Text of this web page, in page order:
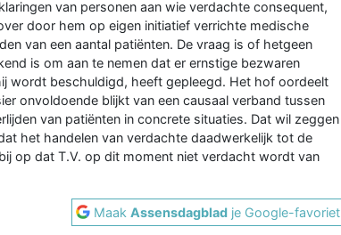
van personen aan wie verdachte consequent,
door hem op eigen initiatief verrichte medische
van een aantal patiënten. De vraag is of hetgeen
is om aan te nemen dat er ernstige bezwaren
wordt beschuldigd, heeft gepleegd. Het hof oordeelt
onvoldoende blijkt van een causaal verband tussen
van patiënten in concrete situaties. Dat wil zeggen
het handelen van verdachte daadwerkelijk tot de
op dat T.V. op dit moment niet verdacht wordt van
MaakAssensdagblad je Google-favoriet